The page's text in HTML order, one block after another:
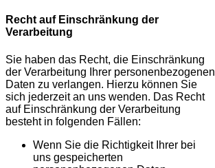
Recht auf Einschränkung der
Verarbeitung
Sie haben das Recht, die Einschränkung
der Verarbeitung Ihrer personenbezogenen
Daten zu verlangen. Hierzu können Sie
sich jederzeit an uns wenden. Das Recht
auf Einschränkung der Verarbeitung
besteht in folgenden Fällen:
Wenn Sie die Richtigkeit Ihrer bei
uns gespeicherten